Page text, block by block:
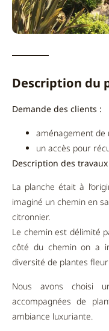
Description du
Demande des clients :
aménagement de
un accès pour
Description des travaux
La planche était à
imaginé un chemin en
citronnier.
Le chemin est délimité
côté du chemin on a
diversité de plantes
Nous avons choisi
accompagnées de
ambiance luxuriante.